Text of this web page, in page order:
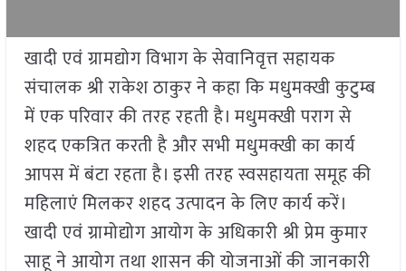
खादी एवं ग्रामद्योग विभाग के सेवानिवृत्त सहायक
संचालक श्री राकेश ठाकुर ने कहा कि मधुमक्खी कुटुम्ब
में एक परिवार की तरह रहती है। मधुमक्खी पराग से
शहद एकत्रित करती है और सभी मधुमक्खी का कार्य
आपस में बंटा रहता है। इसी तरह स्वसहायता समूह की
महिलाएं मिलकर शहद उत्पादन के लिए कार्य करें।
खादी एवं ग्रामोद्योग आयोग के अधिकारी श्री प्रेम कुमार
साहू ने आयोग तथा शासन की योजनाओं की जानकारी